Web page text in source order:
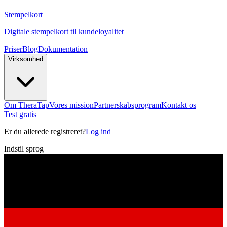
Stempelkort
Digitale stempelkort til kundeloyalitet
PriserBlogDokumentation
Virksomhed
Om TheraTapVores missionPartnerskabsprogramKontakt os
Test gratis
Er du allerede registreret?Log ind
Indstil sprog